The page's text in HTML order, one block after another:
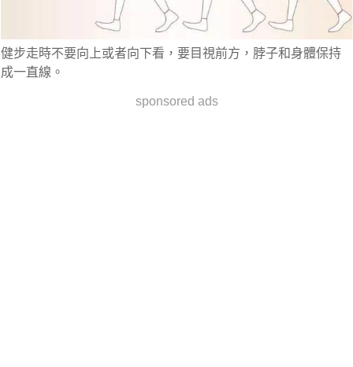
健步走時不要向上或者向下看，要目視前方，脖子和身體保持
成一直線。
sponsored ads